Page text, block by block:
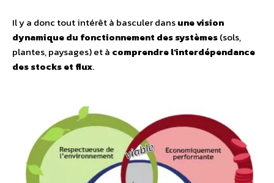
Il y a donc tout intérêt à basculer dansune vision
dynamique du fonctionnement des systèmes(sols,
plantes, paysages) et à comprendre l’interdépendance
des stocks et flux.